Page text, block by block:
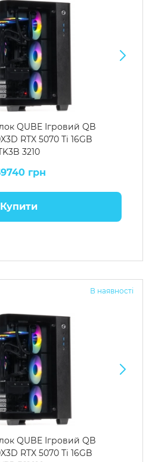
QUBE Ігровий QB
RTX 5070 Ti 16GB
3210
грн
Купити
В наявності
QUBE Ігровий QB
RTX 5070 Ti 16GB